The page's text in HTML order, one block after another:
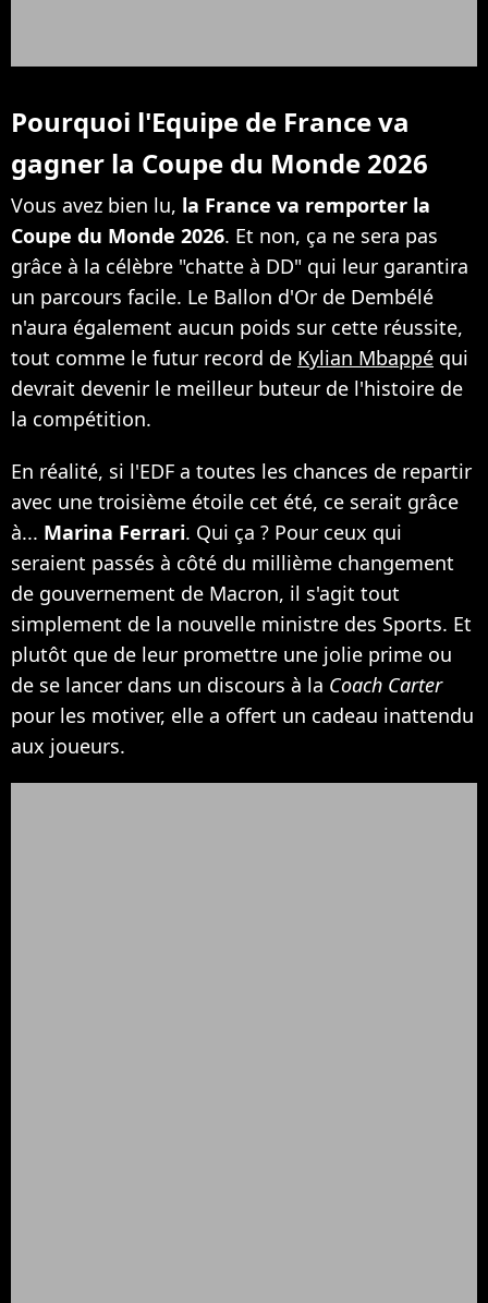
Pourquoi l'Equipe de France va
gagner la Coupe du Monde 2026
Vous avez bien lu, la France va remporter la
Coupe du Monde 2026. Et non, ça ne sera pas
grâce à la célèbre "chatte à DD" qui leur garantira
un parcours facile. Le Ballon d'Or de Dembélé
n'aura également aucun poids sur cette réussite,
tout comme le futur record de Kylian Mbappé qui
devrait devenir le meilleur buteur de l'histoire de
la compétition.
En réalité, si l'EDF a toutes les chances de repartir
avec une troisième étoile cet été, ce serait grâce
à... Marina Ferrari. Qui ça ? Pour ceux qui
seraient passés à côté du millième changement
de gouvernement de Macron, il s'agit tout
simplement de la nouvelle ministre des Sports. Et
plutôt que de leur promettre une jolie prime ou
de se lancer dans un discours à la Coach Carter
pour les motiver, elle a offert un cadeau inattendu
aux joueurs.